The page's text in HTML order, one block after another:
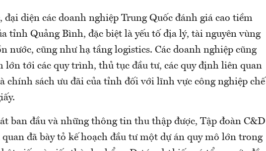
đại diện các doanh nghiệp Trung Quốc đánh giá cao tiềm
tỉnh Quảng Bình, đặc biệt là yếu tố địa lý, tài nguyên vùng
nước, cũng như hạ tầng logistics. Các doanh nghiệp cũng
lớn tới các quy trình, thủ tục đầu tư, các quy định liên quan
chính sách ưu đãi của tỉnh đối với lĩnh vực công nghiệp chế
ban đầu và những thông tin thu thập được, Tập đoàn C&D
đã bày tỏ kế hoạch đầu tư một dự án quy mô lớn trong